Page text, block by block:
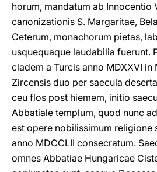
horum, mandatum ab Innocentio
canonizationis S. Margaritae,
Ceterum, monachorum pietas,
usquequaque laudabilia fuerunt.
cladem a Turcis anno MDXXVI in
Zircensis duo per saecula
ceu flos post hiemem, initio
Abbatiale templum, quod nunc
est opere nobilissimum religione
anno MDCCLII consecratum.
omnes Abbatiae Hungaricae